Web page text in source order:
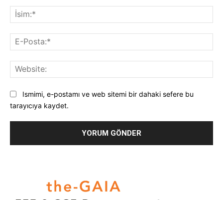
Ismimi, e-postamı ve web sitemi bir dahaki sefere bu
tarayıcıya kaydet.